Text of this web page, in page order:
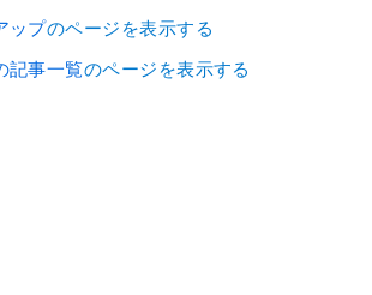
ップのページを表示する
記事一覧のページを表示する